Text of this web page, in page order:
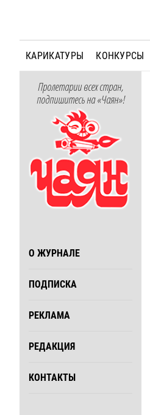
КАРИКАТУРЫ КОНКУРСЫ
Пролетарии всех стран,
подпишитесь на «Чаян»!
О ЖУРНАЛЕ
ПОДПИСКА
РЕКЛАМА
РЕДАКЦИЯ
КОНТАКТЫ